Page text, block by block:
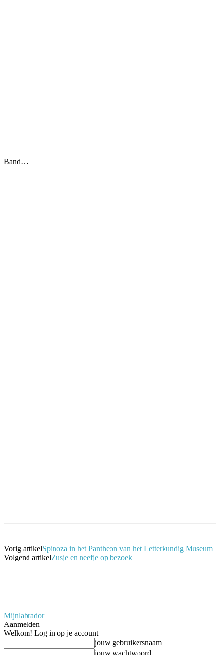
Band…
Vorig artikelSpinoza in het Pantheon van het Letterkundig Museum
Volgend artikelZusje en neefje op bezoek
Mijnlabrador
Aanmelden
Welkom! Log in op je account
jouw gebruikersnaam
jouw wachtwoord